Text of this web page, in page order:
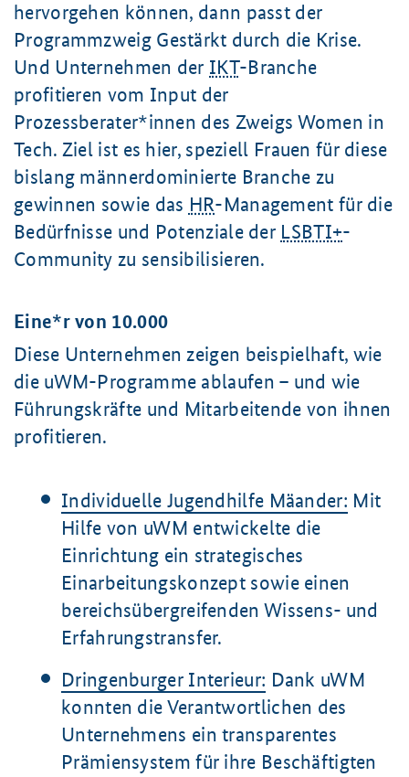
hervorgehen können, dann passt der
Programmzweig Gestärkt durch die Krise.
Und Unternehmen der IKT-Branche
profitieren vom Input der
Prozessberater*innen des Zweigs Women in
Tech. Ziel ist es hier, speziell Frauen für diese
bislang männerdominierte Branche zu
gewinnen sowie das HR-Management für die
Bedürfnisse und Potenziale der LSBTI+-
Community zu sensibilisieren.
Eine*r von 10.000
Diese Unternehmen zeigen beispielhaft, wie
die uWM-Programme ablaufen – und wie
Führungskräfte und Mitarbeitende von ihnen
profitieren.
Individuelle Jugendhilfe Mäander: Mit
Hilfe von uWM entwickelte die
Einrichtung ein strategisches
Einarbeitungskonzept sowie einen
bereichsübergreifenden Wissens- und
Erfahrungstransfer.
Dringenburger Interieur: Dank uWM
konnten die Verantwortlichen des
Unternehmens ein transparentes
Prämiensystem für ihre Beschäftigten